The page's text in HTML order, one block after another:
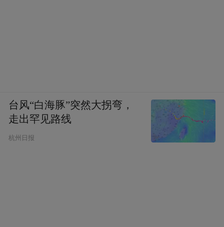
台风“白海豚”突然大拐弯，
走出罕见路线
杭州日报